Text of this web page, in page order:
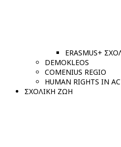
ERASMUS+
DEMOKLEOS
COMENIUS REGIO
HUMAN RIGHTS IN
ΣΧΟΛΙΚΗ ΖΩΗ